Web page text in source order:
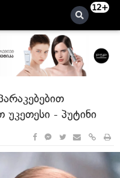
12+
- პუტინი